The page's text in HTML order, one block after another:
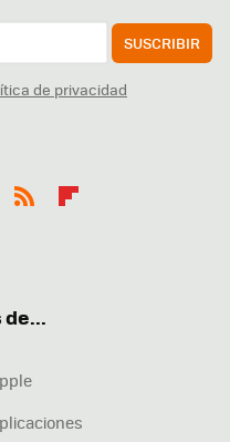
SUSCRIBIR
de privacidad